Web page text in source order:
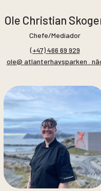
Ole Christian
Chefe/Mediador
(+47) 466 69 929
ole@ atlanterhavsparken .